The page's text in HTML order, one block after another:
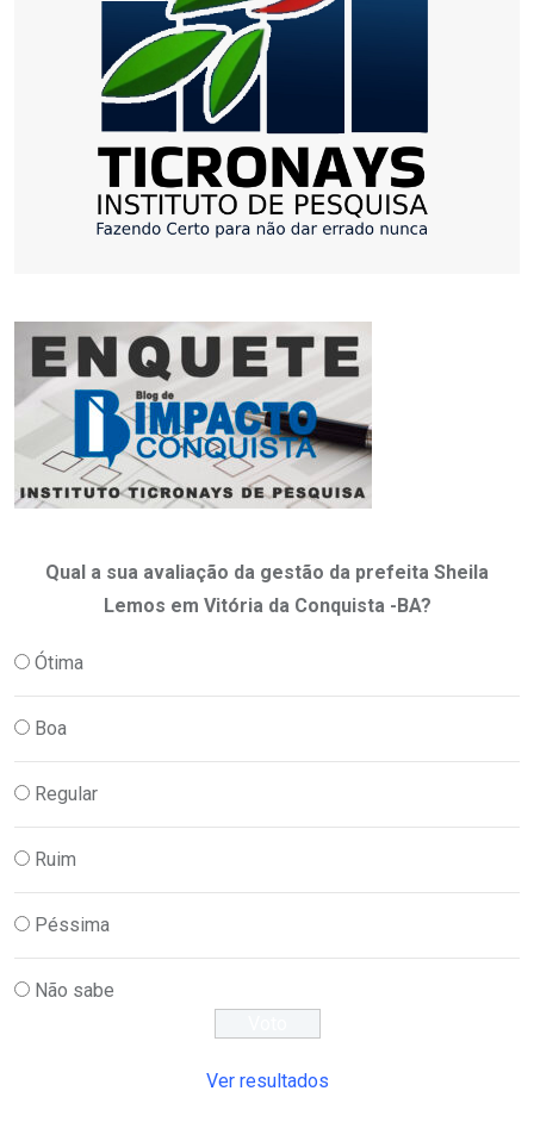
Qual a sua avaliação da gestão da prefeita Sheila
Lemos em Vitória da Conquista -BA?
Ótima
Boa
Regular
Ruim
Péssima
Não sabe
Ver resultados